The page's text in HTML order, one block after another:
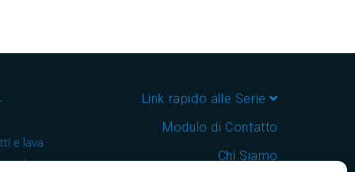
e lava
e
Link rapido alle Serie
Modulo di Contatto
Chi Siamo